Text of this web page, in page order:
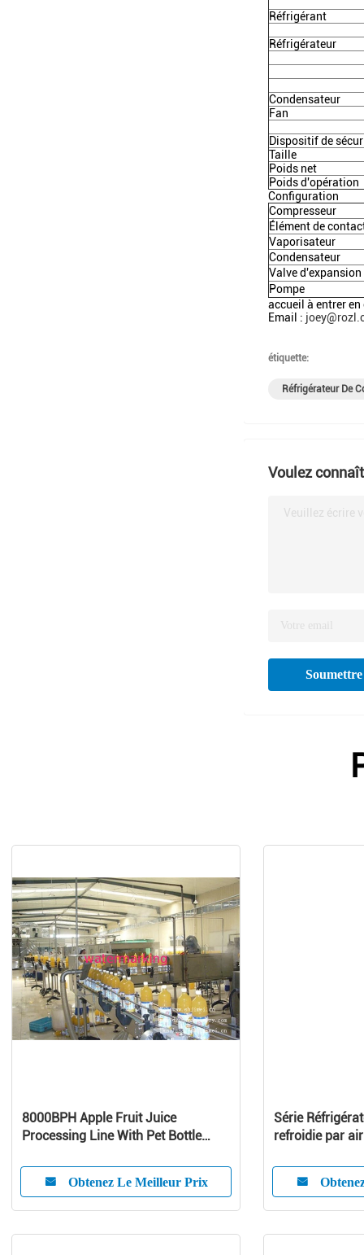
Réfrigérant
Réfrigérateur
Condensateur
Fan
Dispositif de
Taille
Poids net
Poids d'opération
Configuration
Compresseur
Élément de
Vaporisateur
Condensateur
Valve d'expansion
Pompe
accueil à entrer
Email :
étiquette:
Réfrigérateur De
Voulez
Veuillez écrire
Soumettre
8000BPH Apple Fruit Juice
Processing Line With Pet Bottle
Obtenez Le Meilleur Prix
Série
refroidie par air